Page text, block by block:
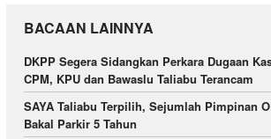
BACAAN LAINNYA
DKPP Segera Sidangkan Perkara Dugaan
CPM, KPU dan Bawaslu Taliabu Terancam
SAYA Taliabu Terpilih, Sejumlah Pimpinan
Bakal Parkir 5 Tahun